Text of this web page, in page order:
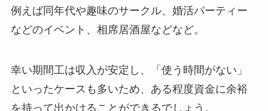
例えば同年代や趣味のサークル、婚活パーティー
などのイベント、相席居酒屋などなど。
幸い期間工は収入が安定し、「使う時間がない」
といったケースも多いため、ある程度資金に余裕
を持って出かけることができるでしょう。